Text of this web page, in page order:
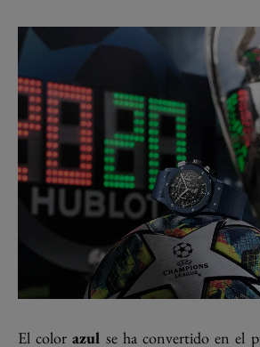
El colorazul se ha convertido en el